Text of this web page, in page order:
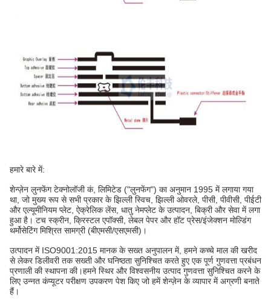
शेन्ज़ेन लुनफेंग टेक्नोलॉजी कं, लिमिटेड ("लुनफेंग") का अनुमान 1995 में लगाया गया
और एल्यूमीनियम प्लेट, ऐक्रेलिक लेंस, धातु नेमप्लेट के उत्पादन, बिक्री और सेवा में लगा
हुआ है। टच स्क्रीन, क्रिस्टल एपॉक्सी, लेबल पेपर और हॉट प्रेस/इंजेक्शन मोल्डिंग
थर्मोसेटिंग मिश्रित सामग्री (बीएमसी/एसएमसी)।
उत्पादन में ISO9001:2015 मानक के सख्त अनुपालन में, हमने कच्चे माल की खरीद
प्रणाली की स्थापना की।हमने स्थिर और विश्वसनीय उत्पाद गुणवत्ता सुनिश्चित करने के
लिए उन्नत कंप्यूटर परीक्षण उपकरण पेश किए जो हमें शेन्ज़ेन के व्यापार में अग्रणी बनाते
हैं।
हमारी कंपनी के प्रबंधन, बिक्री, इंजीनियरिंग और उत्पादन के लिए 200 से अधिक